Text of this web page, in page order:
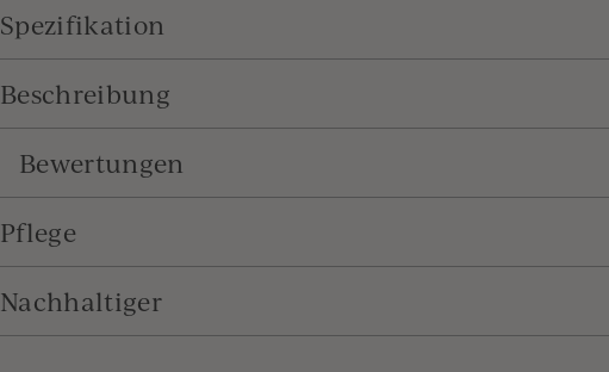
Spezifikation
Beschreibung
Bewertungen
Pflege
Nachhaltiger